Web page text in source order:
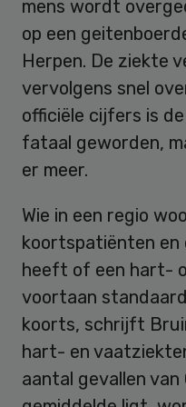
mens wordt
op een
Herpen. De ziekte
vervolgens snel
officiële cijfers is
fataal geworden,
er meer.
Wie in een regio
koortspatiënten en
heeft of een hart-
voortaan
koorts, schrijft
hart- en
aantal gevallen